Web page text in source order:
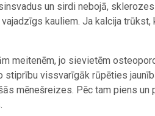
un sirdi nebojā,
kauliem. Ja kalcija
meitenēm, jo sievietēm
vissvarīgāk rūpēties
mēnešreizes. Pēc tam piens un